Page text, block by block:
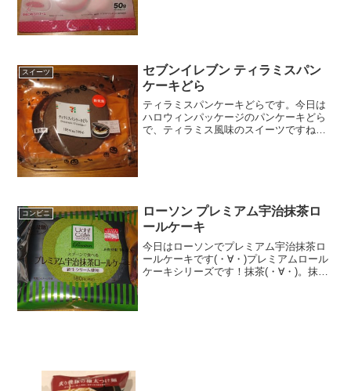
スイーツ
セブンイレブン ティラミスパン
ケーキどら
ティラミスパンケーキどらです。今日は
ハロウィンパッケージのパンケーキどら
で、ティラミス風味のスイーツですね。
コンビニ
ローソン プレミアム宇治抹茶ロ
ールケーキ
今日はローソンでプレミアム宇治抹茶ロ
ールケーキです(・∀・)プレミアムロール
ケーキシリーズです！抹茶(・∀・)。抹茶